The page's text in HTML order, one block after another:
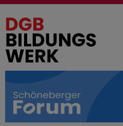
Direkt
zum
Inhalt